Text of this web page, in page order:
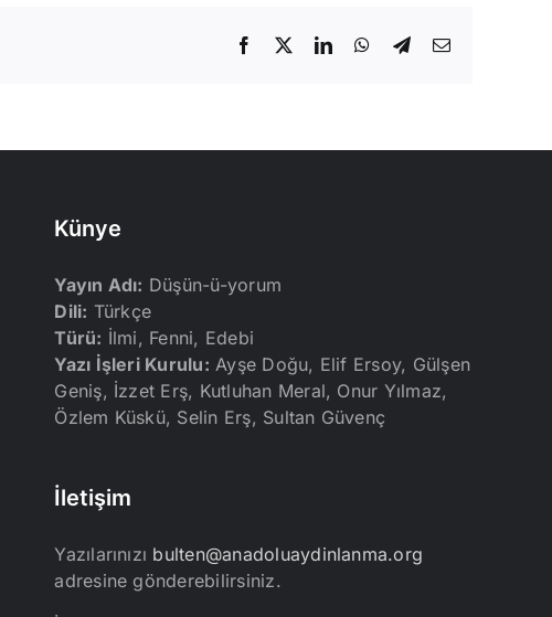
Facebook LinkedInWhatsApp
Telegram
E-
Künye
Yayın Adı: Düşün-ü-yorum
Dili: Türkçe
Türü: İlmi, Fenni, Edebi
Yazı İşleri Kurulu: Ayşe Doğu, Elif Ersoy, Gülşen
Geniş, İzzet Erş, Kutluhan Meral, Onur Yılmaz,
Özlem Küskü, Selin Erş, Sultan Güvenç
İletişim
Yazılarınızı bulten@anadoluaydinlanma.org
adresine gönderebilirsiniz.